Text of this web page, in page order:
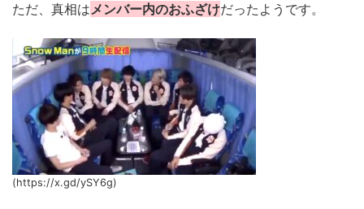
ただ、真相はメンバー内のおふざけだったようです。
(https://x.gd/ySY6g)